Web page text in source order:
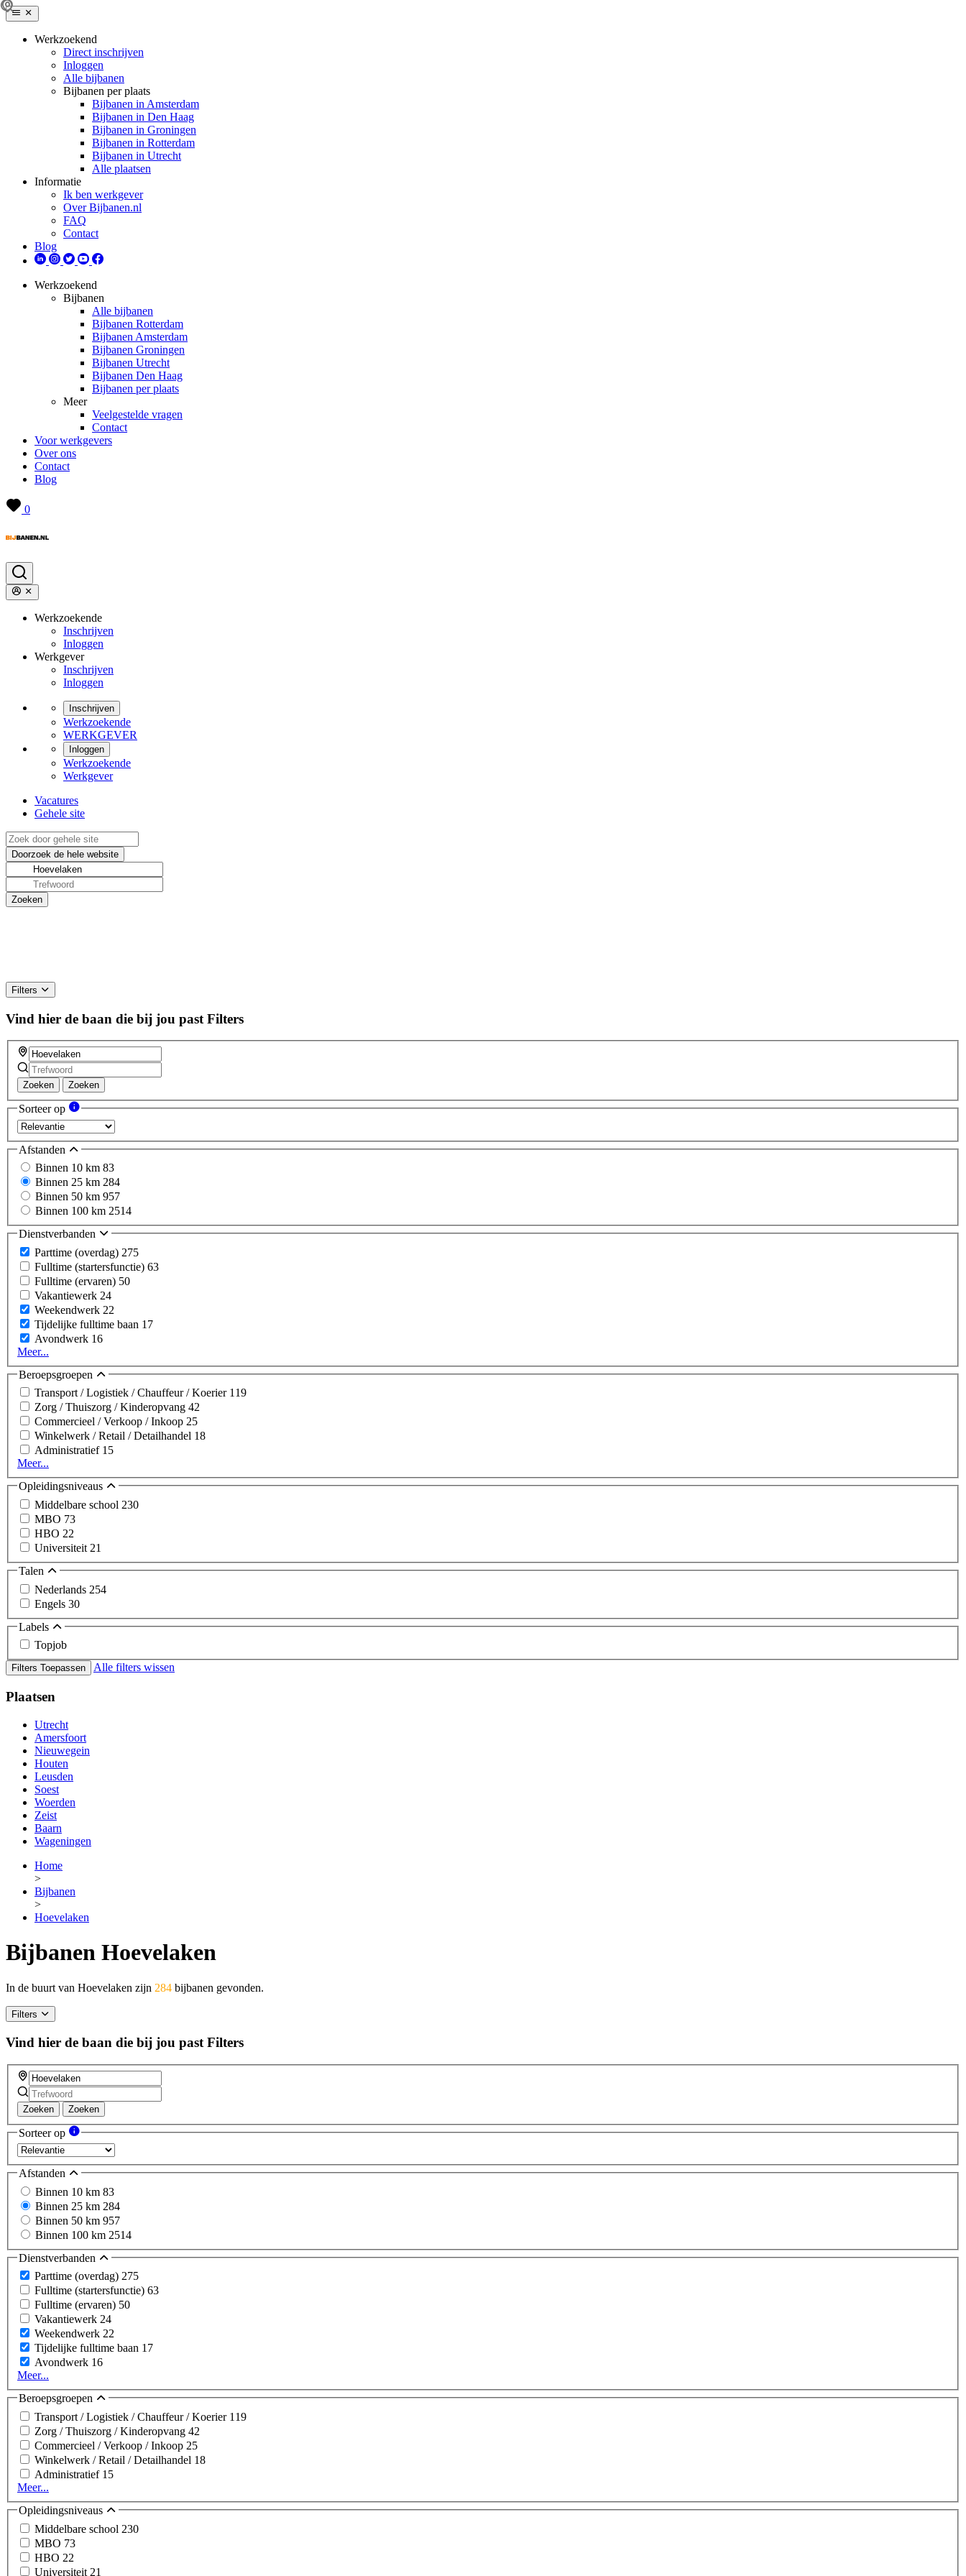
Werkzoekend
Direct inschrijven
Inloggen
Alle bijbanen
Bijbanen per plaats
Bijbanen in Amsterdam
Bijbanen in Den Haag
Bijbanen in Groningen
Bijbanen in Rotterdam
Bijbanen in Utrecht
Alle plaatsen
Informatie
Ik ben werkgever
Over Bijbanen.nl
FAQ
Contact
Blog
Werkzoekend
Bijbanen
Alle bijbanen
Bijbanen Rotterdam
Bijbanen Amsterdam
Bijbanen Groningen
Bijbanen Utrecht
Bijbanen Den Haag
Bijbanen per plaats
Meer
Veelgestelde vragen
Contact
Voor werkgevers
Over ons
Contact
Blog
0
Werkzoekende
Inschrijven
Inloggen
Werkgever
Inschrijven
Inloggen
Inschrijven
Werkzoekende
WERKGEVER
Inloggen
Werkzoekende
Werkgever
Vacatures
Gehele site
Filters
Vind hier de baan die bij jou past Filters
Zoeken Zoeken
Sorteer op
Afstanden
Binnen 10 km 83
Binnen 25 km 284
Binnen 50 km 957
Binnen 100 km 2514
Dienstverbanden
Parttime (overdag) 275
Fulltime (startersfunctie) 63
Fulltime (ervaren) 50
Vakantiewerk 24
Weekendwerk 22
Tijdelijke fulltime baan 17
Avondwerk 16
Meer...
Beroepsgroepen
Transport / Logistiek / Chauffeur / Koerier 119
Zorg / Thuiszorg / Kinderopvang 42
Commercieel / Verkoop / Inkoop 25
Winkelwerk / Retail / Detailhandel 18
Administratief 15
Meer...
Opleidingsniveaus
Middelbare school 230
MBO 73
HBO 22
Universiteit 21
Talen
Nederlands 254
Engels 30
Labels
Topjob
Filters Toepassen Alle filters wissen
Plaatsen
Utrecht
Amersfoort
Nieuwegein
Houten
Leusden
Soest
Woerden
Zeist
Baarn
Wageningen
Home
>
Bijbanen
>
Hoevelaken
Bijbanen Hoevelaken
In de buurt van Hoevelaken zijn 284 bijbanen gevonden.
Filters
Vind hier de baan die bij jou past Filters
Zoeken Zoeken
Sorteer op
Afstanden
Binnen 10 km 83
Binnen 25 km 284
Binnen 50 km 957
Binnen 100 km 2514
Dienstverbanden
Parttime (overdag) 275
Fulltime (startersfunctie) 63
Fulltime (ervaren) 50
Vakantiewerk 24
Weekendwerk 22
Tijdelijke fulltime baan 17
Avondwerk 16
Meer...
Beroepsgroepen
Transport / Logistiek / Chauffeur / Koerier 119
Zorg / Thuiszorg / Kinderopvang 42
Commercieel / Verkoop / Inkoop 25
Winkelwerk / Retail / Detailhandel 18
Administratief 15
Meer...
Opleidingsniveaus
Middelbare school 230
MBO 73
HBO 22
Universiteit 21